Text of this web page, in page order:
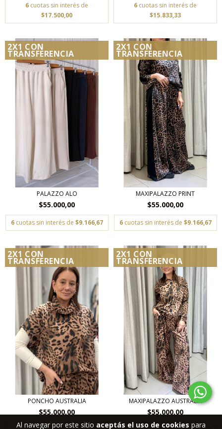
Al navegar por este sitio aceptás el uso de cookies para
6 cuotas sin interés de
$17.500,00
6 cuotas sin interés de
$15.833,33
2X1 CON
TRANSFERENCIA
PALAZZO ALO
$55.000,00
6 cuotas sin interés de $9.166,67
2X1 CON
TRANSFERENCIA
MAXIPALAZZO PRINT
$55.000,00
6 cuotas sin interés de $9.166,67
2X1 CON
TRANSFERENCIA
PONCHO AUSTRALIA
$55.000,00
2X1 CON
TRANSFERENCIA
MAXIPALAZZO AUSTRALIA
$55.000,00